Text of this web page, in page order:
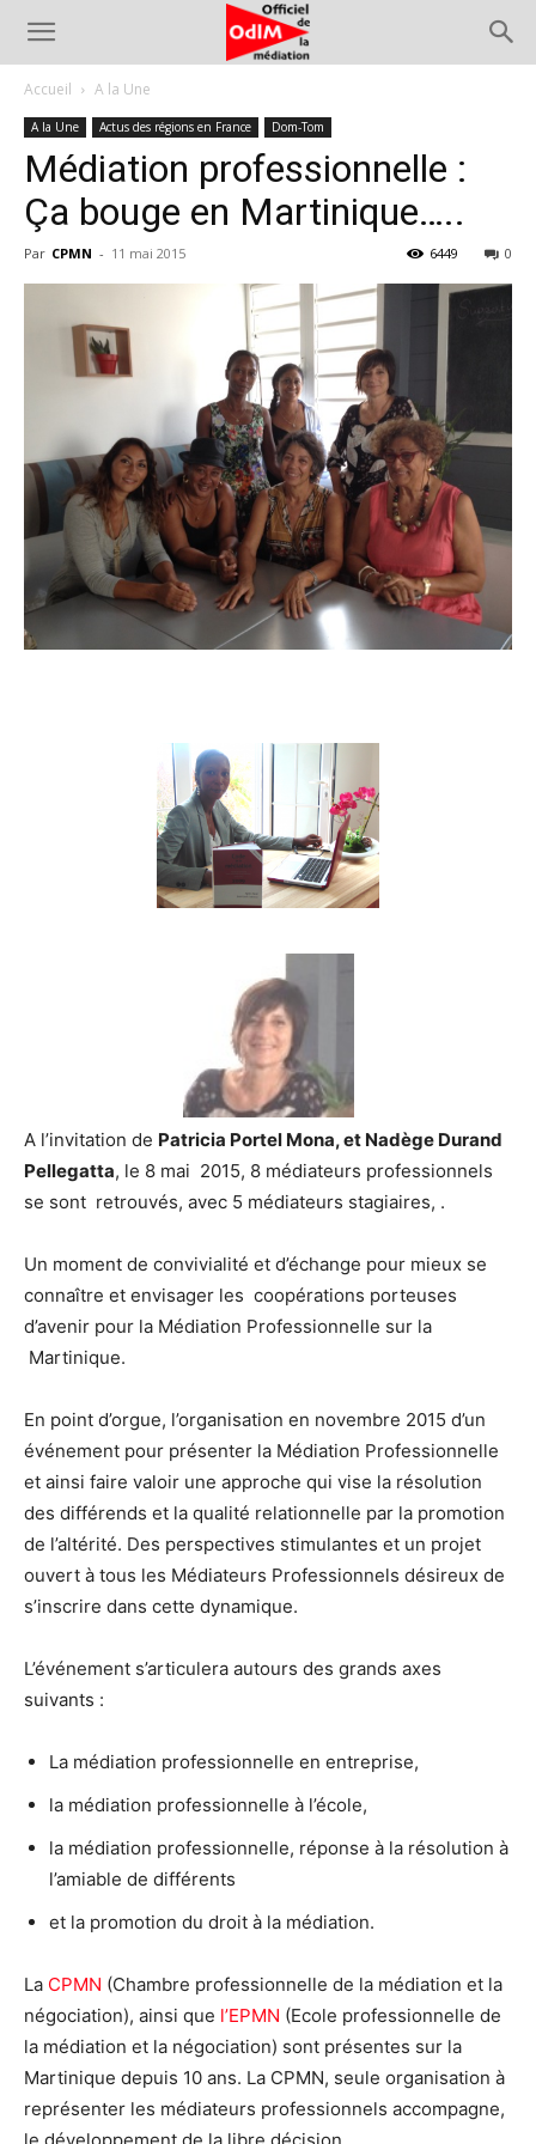
Accueil A la Une
A la Une Actus des régions en France Dom-Tom
Médiation professionnelle :
Ça bouge en Martinique…..
Par CPMN - 11 mai 2015 0
6449
A l’invitation de Patricia Portel Mona, et Nadège Durand
Pellegatta, le 8 mai 2015, 8 médiateurs professionnels
se sont retrouvés, avec 5 médiateurs stagiaires, .
Un moment de convivialité et d’échange pour mieux se
connaître et envisager les coopérations porteuses
d’avenir pour la Médiation Professionnelle sur la
Martinique.
En point d’orgue, l’organisation en novembre 2015 d’un
événement pour présenter la Médiation Professionnelle
et ainsi faire valoir une approche qui vise la résolution
des différends et la qualité relationnelle par la promotion
de l’altérité. Des perspectives stimulantes et un projet
ouvert à tous les Médiateurs Professionnels désireux de
s’inscrire dans cette dynamique.
L’événement s’articulera autours des grands axes
suivants :
La médiation professionnelle en entreprise,
la médiation professionnelle à l’école,
la médiation professionnelle, réponse à la résolution à
l’amiable de différents
et la promotion du droit à la médiation.
La CPMN (Chambre professionnelle de la médiation et la
négociation), ainsi que l’EPMN (Ecole professionnelle de
la médiation et la négociation) sont présentes sur la
Martinique depuis 10 ans. La CPMN, seule organisation à
représenter les médiateurs professionnels accompagne,